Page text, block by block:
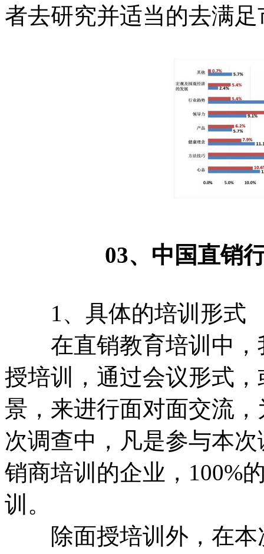
者去研究并适当的去满
03、中国直销
1、具体的培训形式
在直销教育培训中，
授培训，通过会议形式
景，来进行面对面交流
次调查中，凡是参与本
销商培训的企业，100%
训。
除面授培训外，在本